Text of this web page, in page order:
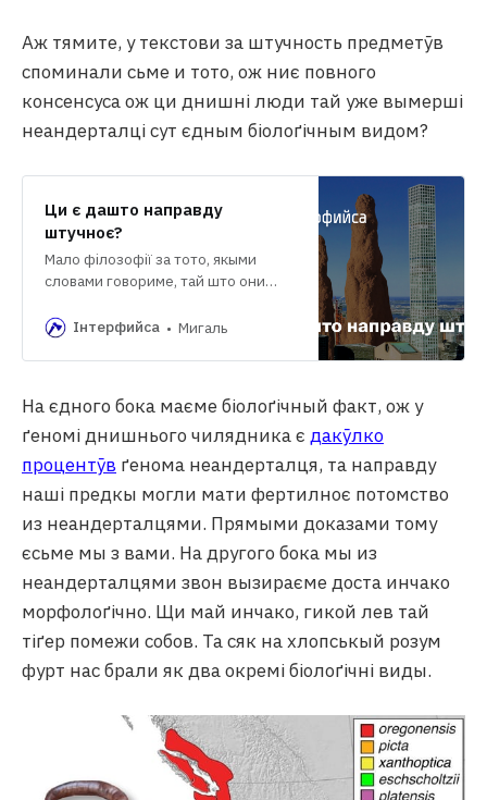
Аж тямите, у текстови за штучность предметӯв
споминали сьме и тото, ож ниє повного
консенсуса ож ци днишні люди тай уже вымерші
неандерталці сут єдным біолоґічным видом?
Ци є дашто направду
штучноє?
Мало філозофії за тото, якыми
словами говориме, тай што они
Інтерфийса
Мигаль
На єдного бока маєме біолоґічный факт, ож у
ґеномі днишнього чилядника є дакӯлко
процентӯв ґенома неандерталця, та направду
наші предкы могли мати фертилноє потомство
из неандерталцями. Прямыми доказами тому
єсьме мы з вами. На другого бока мы из
неандерталцями звон вызираєме доста инчако
морфолоґічно. Щи май инчако, гикой лев тай
тіґер помежи собов. Та сяк на хлопськый розум
фурт нас брали як два окремі біолоґічні виды.